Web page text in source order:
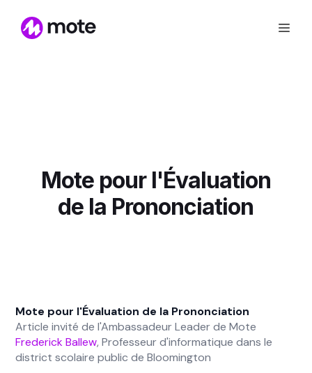
Mote pour l'Évaluation
de la Prononciation
Mote pour l'Évaluation de la Prononciation
Article invité de l'Ambassadeur Leader de Mote
Frederick Ballew, Professeur d'informatique dans le
district scolaire public de Bloomington